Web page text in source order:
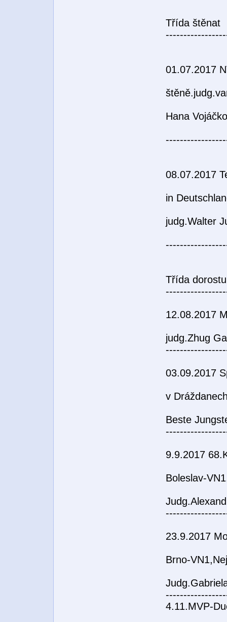
Třída štěnat
01.07.2017
Hana
08.07.2017
in
judg.Walter
Třída dorostu
12.08.2017
judg.Zhug
03.09.2017
v
Beste
9.9.2017
Boleslav-
23.9.2017
Brno-
4.11.MVP-